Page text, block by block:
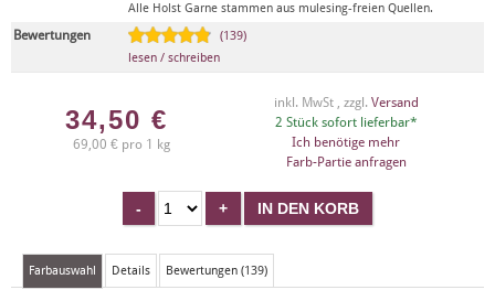
Alle Holst Garne stammen aus mulesing-freien Quellen.
Bewertungen
(139)
lesen / schreiben
34,50 €
69,00 € pro 1 kg
inkl. MwSt , zzgl. Versand
2 Stück sofort lieferbar*
Ich benötige mehr
Farb-Partie anfragen
Farbauswahl Details Bewertungen (139)